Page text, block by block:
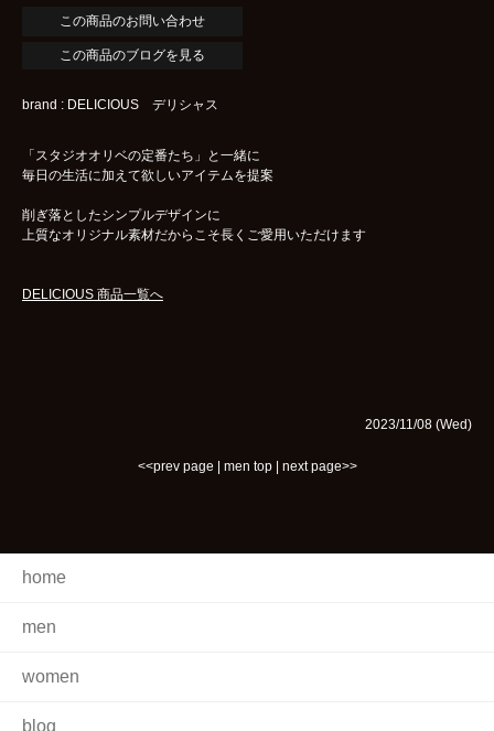
この商品のブログを見る
brand : DELICIOUS デリシャス
「スタジオオリベの定番たち」と一緒に
毎日の生活に加えて欲しいアイテムを提案
削ぎ落としたシンプルデザインに
上質なオリジナル素材だからこそ長くご愛用いただけます
DELICIOUS 商品一覧へ
2023/11/08 (Wed)
<<prev page | men top| next page>>
home
men
women
blog